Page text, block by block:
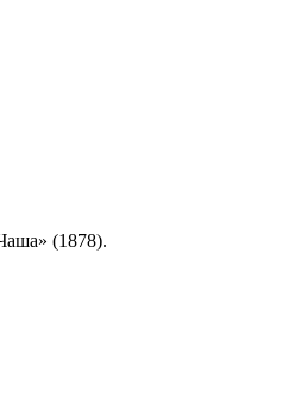
(1878).